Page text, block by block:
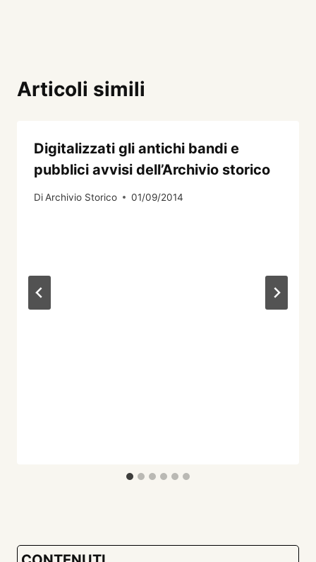
Articoli simili
Digitalizzati gli antichi bandi e
pubblici avvisi dell’Archivio storico
DiArchivio Storico 01/09/2014